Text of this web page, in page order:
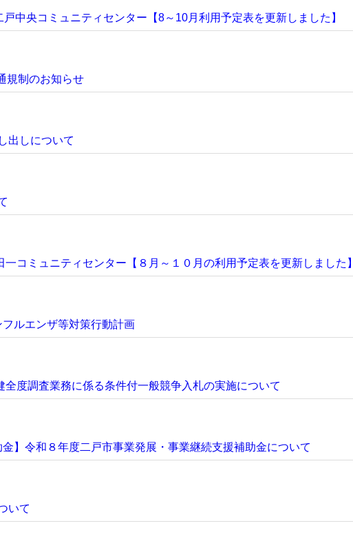
戸中央コミュニティセンター 【8～10月利用予定表を更新しました】
規制のお知らせ
出しについて
一コミュニティセンター 【８月～１０月の利用予定表を更新しました】
フルエンザ等対策行動計画
全度調査業務に係る条件付一般競争入札の実施について
金】令和８年度二戸市事業発展・事業継続支援補助金について
いて